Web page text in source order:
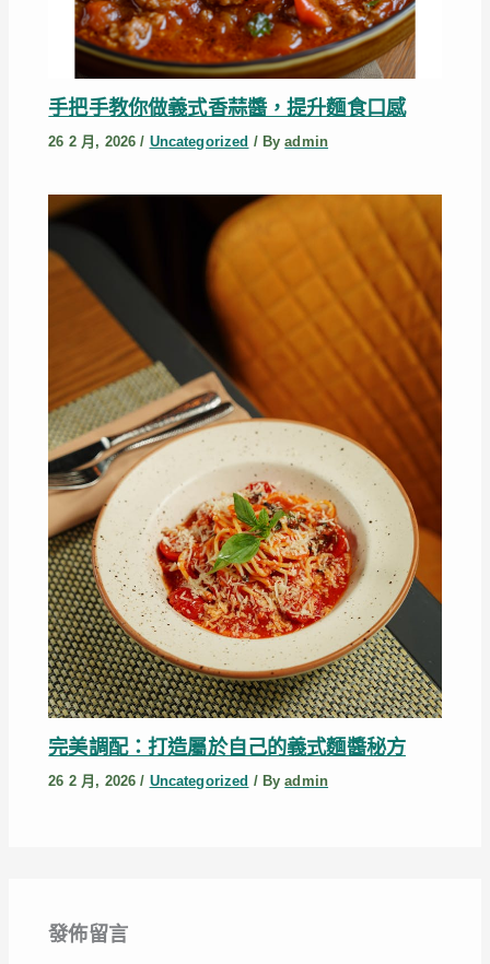
手把手教你做義式香蒜醬，提升麵食口感
26 2 月, 2026/ Uncategorized / Byadmin
完美調配：打造屬於自己的義式麵醬秘方
26 2 月, 2026/ Uncategorized / Byadmin
發佈留言